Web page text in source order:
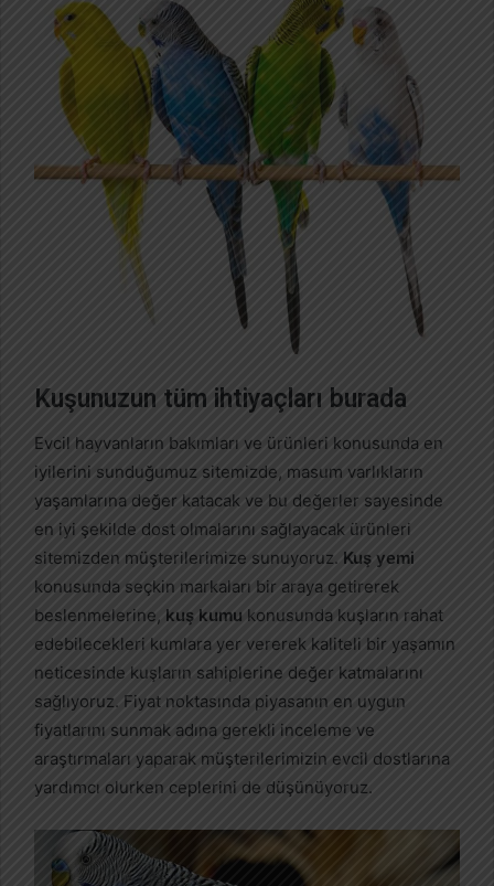
Kuşunuzun tüm ihtiyaçları burada
Evcil hayvanların bakımları ve ürünleri konusunda en
iyilerini sunduğumuz sitemizde, masum varlıkların
yaşamlarına değer katacak ve bu değerler sayesinde
en iyi şekilde dost olmalarını sağlayacak ürünleri
sitemizden müşterilerimize sunuyoruz. Kuş yemi
konusunda seçkin markaları bir araya getirerek
beslenmelerine, kuş kumu konusunda kuşların rahat
edebilecekleri kumlara yer vererek kaliteli bir yaşamın
neticesinde kuşların sahiplerine değer katmalarını
sağlıyoruz. Fiyat noktasında piyasanın en uygun
fiyatlarını sunmak adına gerekli inceleme ve
araştırmaları yaparak müşterilerimizin evcil dostlarına
yardımcı olurken ceplerini de düşünüyoruz.